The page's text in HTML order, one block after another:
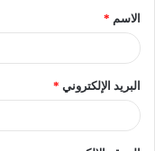
الاسم *
البريد الإلكتروني *